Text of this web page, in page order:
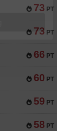
73 PT
73 PT
66 PT
60 PT
59 PT
58 PT